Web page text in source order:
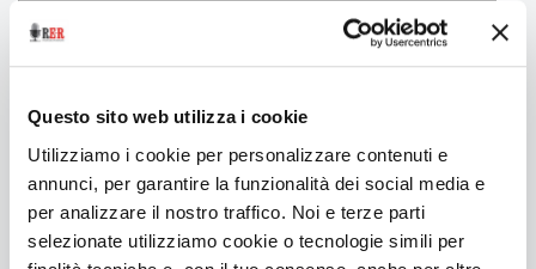
Questo sito web utilizza i cookie
Utilizziamo i cookie per personalizzare contenuti e
annunci, per garantire la funzionalità dei social media e
per analizzare il nostro traffico. Noi e terze parti
selezionate utilizziamo cookie o tecnologie simili per